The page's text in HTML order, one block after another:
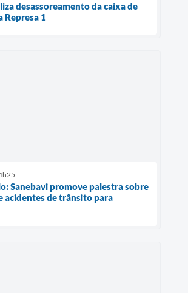
desassoreamento da caixa de
Represa 1
Sanebavi promove palestra sobre
acidentes de trânsito para